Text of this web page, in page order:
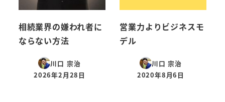
相続業界の嫌われ者に
ならない方法
川口 宗治
投稿日
2026年2月28日
営業力よりビジネスモ
デル
川口 宗治
投稿日
2020年8月6日